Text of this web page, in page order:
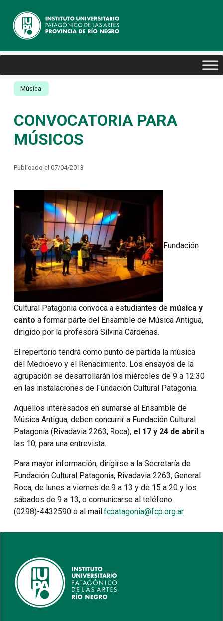
Música
CONVOCATORIA PARA
MÚSICOS
Publicado el 07/04/2013
Fundación
Cultural Patagonia convoca a estudiantes de música y
canto a formar parte del Ensamble de Música Antigua,
dirigido por la profesora Silvina Cárdenas.
El repertorio tendrá como punto de partida la música
del Medioevo y el Renacimiento. Los ensayos de la
agrupación se desarrollarán los miércoles de 9 a 12:30
en las instalaciones de Fundación Cultural Patagonia.
Aquellos interesados en sumarse al Ensamble de
Música Antigua, deben concurrir a Fundación Cultural
Patagonia (Rivadavia 2263, Roca), el 17 y 24 de abril a
las 10, para una entrevista.
Para mayor información, dirigirse a la Secretaría de
Fundación Cultural Patagonia, Rivadavia 2263, General
Roca, de lunes a viernes de 9 a 13 y de 15 a 20 y los
sábados de 9 a 13, o comunicarse al teléfono
(0298)-4432590 o al mail:fcpatagonia@fcp.org.ar